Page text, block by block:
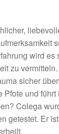
wird es
zu
sicher
und
Colega
getestet. Er